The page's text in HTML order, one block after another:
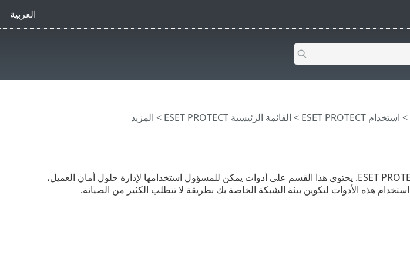
العربية
> استخدام ‎ESET PROTECT > القائمة الرئيسية ESET PROTECT > المزيد
مكون التكوين المتقدم لـ ESET PROTECT. يحتوي هذا القسم على أدوات يمكن للمسؤول استخدامها لإدارة حلول أمان العميل،